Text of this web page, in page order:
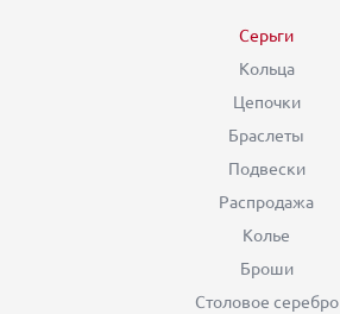
Серьги
Кольца
Цепочки
Браслеты
Подвески
Распродажа
Колье
Броши
Столовое серебро